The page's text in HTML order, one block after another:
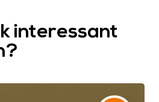
interessant